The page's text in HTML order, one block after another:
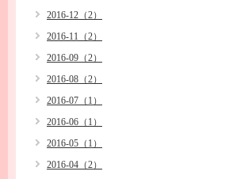
2016-12（2）
2016-11（2）
2016-09（2）
2016-08（2）
2016-07（1）
2016-06（1）
2016-05（1）
2016-04（2）